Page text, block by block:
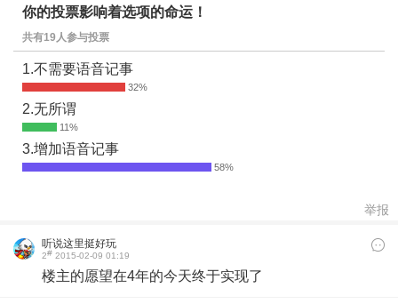
你的投票影响着选项的命运！
共有19人参与投票
1.不需要语音记事
2.无所谓
3.增加语音记事
举报
听说这里挺好玩
2# 2015-02-09 01:19
楼主的愿望在4年的今天终于实现了